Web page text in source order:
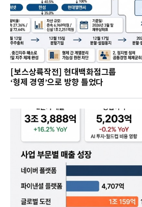
[보스상륙작전] 현대백화점그룹
‘형제 경영’으로 방향 틀었다